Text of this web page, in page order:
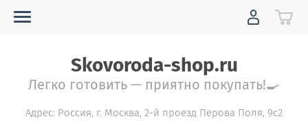
Skovoroda-shop.ru
Легко готовить — приятно покупать!🍳
Адрес: Россия, г. Москва, 2-й проезд Перова Поля, 9с2